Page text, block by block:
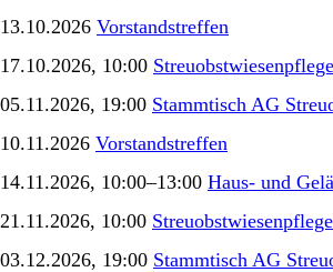
13.10.2026 Vorstandstreffen
17.10.2026, 10:00 Streuobstwiesenpflege
05.11.2026, 19:00 Stammtisch AG
10.11.2026 Vorstandstreffen
14.11.2026, 10:00–13:00 Haus- und
21.11.2026, 10:00 Streuobstwiesenpflege
03.12.2026, 19:00 Stammtisch AG